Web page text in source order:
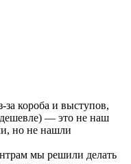
за короба и выступов,
— это не наш
но не нашли
мы решили делать